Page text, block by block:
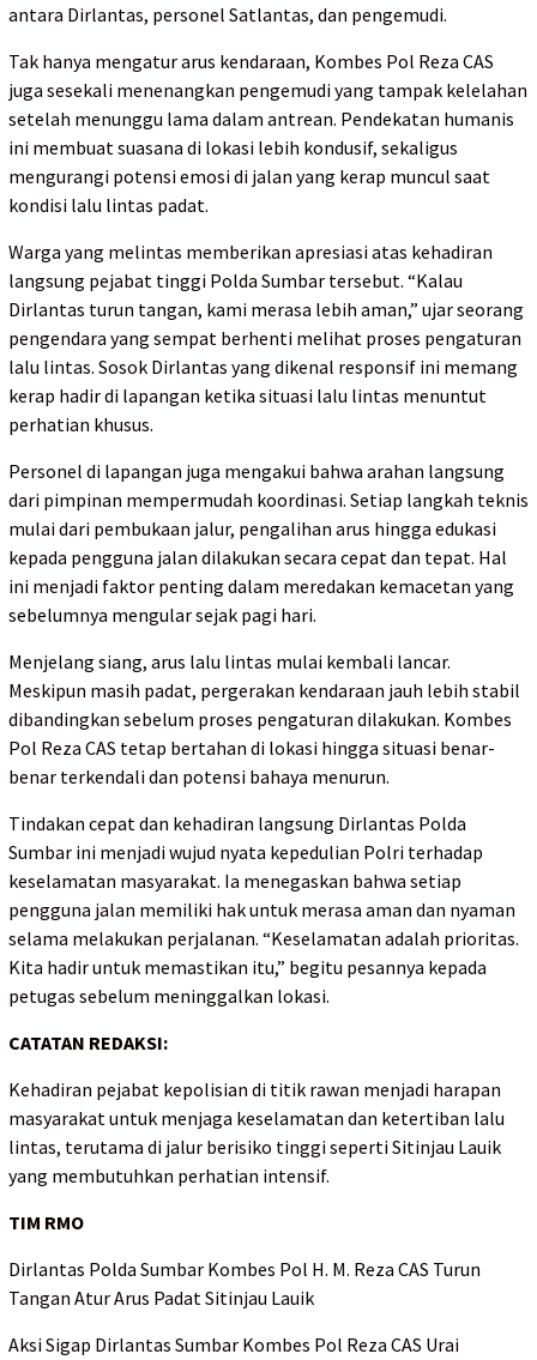
antara Dirlantas, personel Satlantas, dan pengemudi.
Tak hanya mengatur arus kendaraan, Kombes Pol Reza CAS
juga sesekali menenangkan pengemudi yang tampak kelelahan
setelah menunggu lama dalam antrean. Pendekatan humanis
ini membuat suasana di lokasi lebih kondusif, sekaligus
mengurangi potensi emosi di jalan yang kerap muncul saat
kondisi lalu lintas padat.
Warga yang melintas memberikan apresiasi atas kehadiran
langsung pejabat tinggi Polda Sumbar tersebut. “Kalau
Dirlantas turun tangan, kami merasa lebih aman,” ujar seorang
pengendara yang sempat berhenti melihat proses pengaturan
lalu lintas. Sosok Dirlantas yang dikenal responsif ini memang
kerap hadir di lapangan ketika situasi lalu lintas menuntut
perhatian khusus.
Personel di lapangan juga mengakui bahwa arahan langsung
dari pimpinan mempermudah koordinasi. Setiap langkah teknis
mulai dari pembukaan jalur, pengalihan arus hingga edukasi
kepada pengguna jalan dilakukan secara cepat dan tepat. Hal
ini menjadi faktor penting dalam meredakan kemacetan yang
sebelumnya mengular sejak pagi hari.
Menjelang siang, arus lalu lintas mulai kembali lancar.
Meskipun masih padat, pergerakan kendaraan jauh lebih stabil
dibandingkan sebelum proses pengaturan dilakukan. Kombes
Pol Reza CAS tetap bertahan di lokasi hingga situasi benar-
benar terkendali dan potensi bahaya menurun.
Tindakan cepat dan kehadiran langsung Dirlantas Polda
Sumbar ini menjadi wujud nyata kepedulian Polri terhadap
keselamatan masyarakat. Ia menegaskan bahwa setiap
pengguna jalan memiliki hak untuk merasa aman dan nyaman
selama melakukan perjalanan. “Keselamatan adalah prioritas.
Kita hadir untuk memastikan itu,” begitu pesannya kepada
petugas sebelum meninggalkan lokasi.
CATATAN REDAKSI:
Kehadiran pejabat kepolisian di titik rawan menjadi harapan
masyarakat untuk menjaga keselamatan dan ketertiban lalu
lintas, terutama di jalur berisiko tinggi seperti Sitinjau Lauik
yang membutuhkan perhatian intensif.
TIM RMO
Dirlantas Polda Sumbar Kombes Pol H. M. Reza CAS Turun
Tangan Atur Arus Padat Sitinjau Lauik
Aksi Sigap Dirlantas Sumbar Kombes Pol Reza CAS Urai